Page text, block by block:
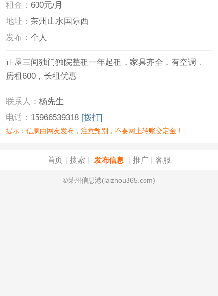
租金： 600元/月
地址：莱州山水国际西
发布：个人
正屋三间独门独院整租一年起租，家具齐全，有空调，
房租600，长租优惠
联系人：杨先生
电话： 15966539318 [拨打]
提示：信息由网友发布，注意甄别，不要网上转账交定金！
首页 搜索 发布信息 推广 客服
©莱州信息港(laizhou365.com)